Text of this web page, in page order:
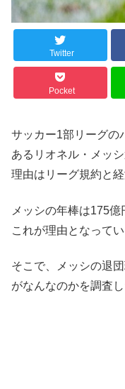
Twitter
Pocket
サッカー1部リーグの
あるリオネル・メッ
理由はリーグ規約と
メッシの年棒は175億
これが理由となって
そこで、メッシの退
がなんなのかを調査